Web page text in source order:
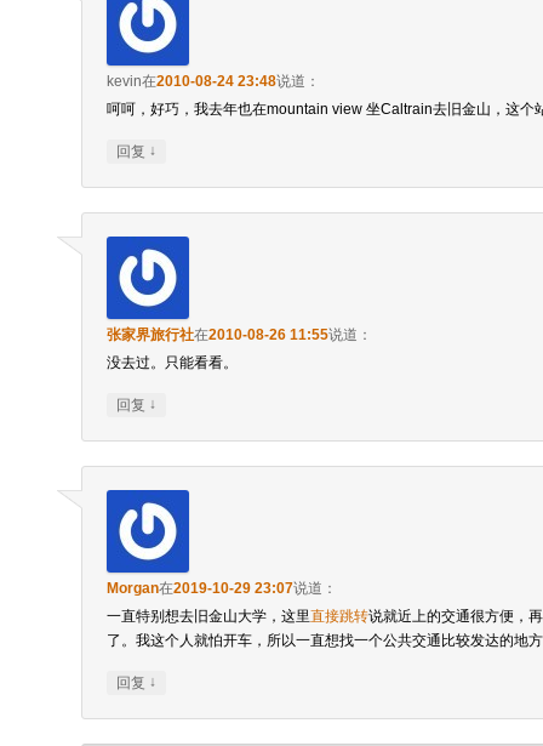
kevin在2010-08-24 23:48说道：
呵呵，好巧，我去年也在mountain view 坐Caltrain去旧金山，这个
回复 ↓
张家界旅行社在2010-08-26 11:55说道：
没去过。只能看看。
回复 ↓
Morgan在2019-10-29 23:07说道：
一直特别想去旧金山大学，这里直接跳转说就近上的交通很方便，
了。我这个人就怕开车，所以一直想找一个公共交通比较发达的地
回复 ↓